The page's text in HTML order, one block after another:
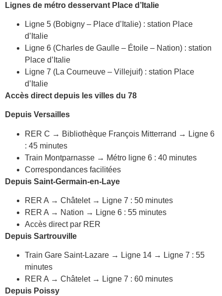
Lignes de métro desservant Place d’Italie
Ligne 5 (Bobigny – Place d’Italie) : station Place
d’Italie
Ligne 6 (Charles de Gaulle – Étoile – Nation) : station
Place d’Italie
Ligne 7 (La Courneuve – Villejuif) : station Place
d’Italie
Accès direct depuis les villes du 78
Depuis Versailles
RER C → Bibliothèque François Mitterrand → Ligne 6
: 45 minutes
Train Montparnasse → Métro ligne 6 : 40 minutes
Correspondances facilitées
Depuis Saint-Germain-en-Laye
RER A → Châtelet → Ligne 7 : 50 minutes
RER A → Nation → Ligne 6 : 55 minutes
Accès direct par RER
Depuis Sartrouville
Train Gare Saint-Lazare → Ligne 14 → Ligne 7 : 55
minutes
RER A → Châtelet → Ligne 7 : 60 minutes
Depuis Poissy